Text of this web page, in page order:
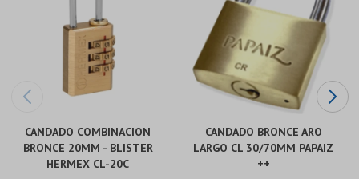
CANDADO COMBINACION
BRONCE 20MM - BLISTER
HERMEX CL-20C
CANDADO BRONCE ARO
LARGO CL 30/70MM PAPAIZ
++